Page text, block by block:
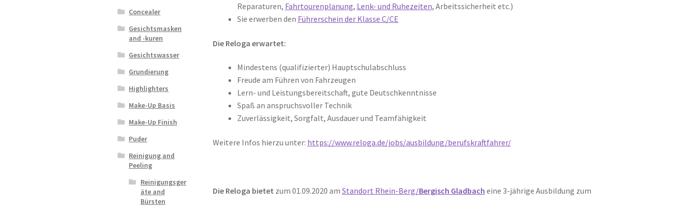
Reparaturen, Fahrtourenplanung, Lenk- und Ruhezeiten, Arbeitssicherheit etc.)
Sie erwerben den Führerschein der Klasse C/CE
Die Reloga erwartet:
Mindestens (qualifizierter) Hauptschulabschluss
Freude am Führen von Fahrzeugen
Lern- und Leistungsbereitschaft, gute Deutschkenntnisse
Spaß an anspruchsvoller Technik
Zuverlässigkeit, Sorgfalt, Ausdauer und Teamfähigkeit
Weitere Infos hierzu unter: https://www.reloga.de/jobs/ausbildung/berufskraftfahrer/
Die Reloga bietet zum 01.09.2020 am Standort Rhein-Berg/Bergisch Gladbach eine 3-jährige Ausbildung zum
Concealer
Gesichtsmasken
and -kuren
Gesichtswasser
Grundierung
Highlighters
Make-Up Basis
Make-Up Finish
Puder
Reinigung and
Peeling
Reinigungsger
äte and
Bürsten